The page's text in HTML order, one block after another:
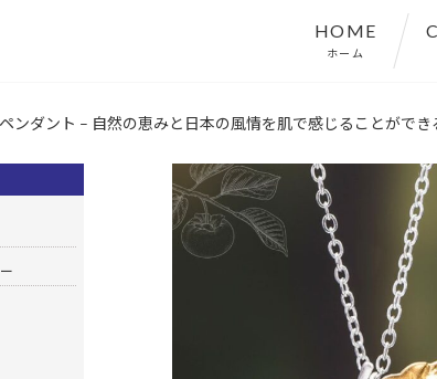
HOME
ホーム
ンダント – 自然の恵みと日本の風情を肌で感じることができ